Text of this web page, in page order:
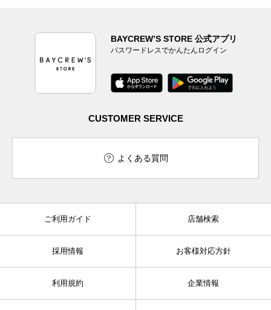
BAYCREW’S STORE 公式アプリ
パスワードレスでかんたんログイン
CUSTOMER SERVICE
よくある質問
ご利用ガイド 店舗検索
採用情報 お客様対応方針
利用規約 企業情報